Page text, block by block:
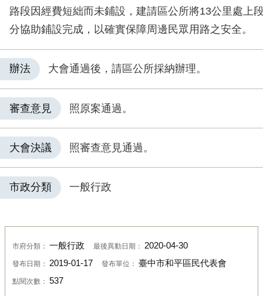
路段因經費短絀而未鋪設，建請區公所將13公里處上
分協助鋪設完成，以確實保障周邊民眾用路之安全。
辦法 大會通過後，請區公所採納辦理。
審查意見 照原案通過。
大會決議 照審查意見通過。
市政分類 一般行政
市府分類： 一般行政 最後異動日期： 2020-04-30
發布日期： 2019-01-17 發布單位： 臺中市和平區民代表會
點閱次數： 537